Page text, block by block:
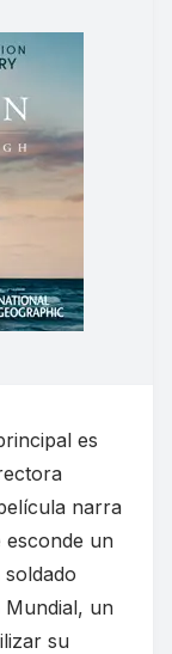
es
narra
esconde un
Mundial, un
su